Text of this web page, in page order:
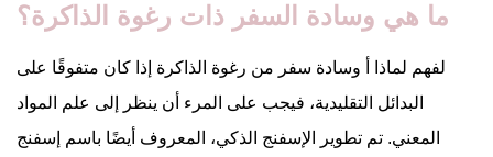
ما هي وسادة السفر ذات رغوة الذاكرة؟
لفهم لماذا أ وسادة سفر من رغوة الذاكرة إذا كان متفوقًا على
البدائل التقليدية، فيجب على المرء أن ينظر إلى علم المواد
المعني. تم تطوير الإسفنج الذكي، المعروف أيضًا باسم إسفنج